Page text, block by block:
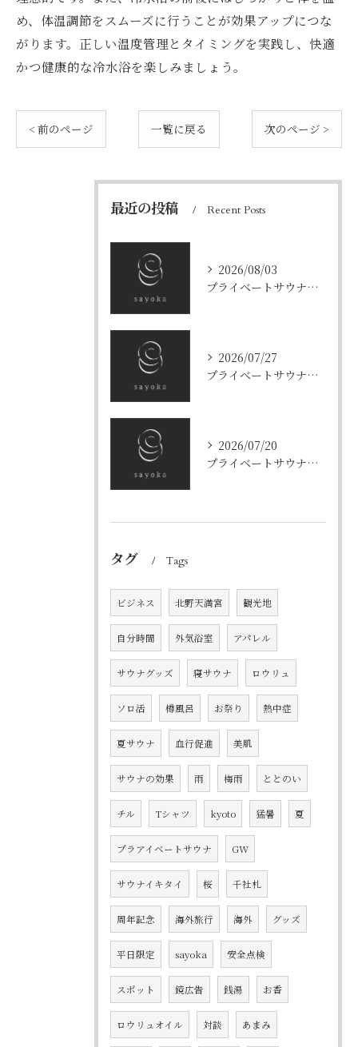
め、体温調節をスムーズに行うことが効果アップにつな
がります。正しい温度管理とタイミングを実践し、快適
かつ健康的な冷水浴を楽しみましょう。
< 前のページ 一覧に戻る 次のページ >
最近の投稿 Recent Posts
2026/08/03
プライベートサウナとフリーフロー京都府京都市上京区京田辺市でカップル利用や料金比較に役立つ利用ガイド
2026/07/27
プライベートサウナとワークスペースで集中とリフレッシュを両立する新習慣
2026/07/20
プライベートサウナで香り高いハーブを楽しむ京都府京都市上京区と下京区の特別体験
タグ Tags
ビジネス 北野天満宮 観光地
自分時間 外気浴室 アパレル
サウナグッズ 寝サウナ ロウリュ
ソロ活 樽風呂 お祭り 熱中症
夏サウナ 血行促進 美肌
サウナの効果 雨 梅雨 ととのい
チル Tシャツ kyoto 猛暑 夏
プラアイベートサウナ GW
サウナイキタイ 桜 千社札
周年記念 海外旅行 海外 グッズ
平日限定 sayoka 安全点検
スポット 鏡広告 銭湯 お香
ロウリュオイル 対談 あまみ